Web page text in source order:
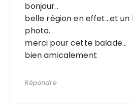
bonjour..
belle région en effet…et
photo.
merci pour cette balade…
bien amicalement
Répondre